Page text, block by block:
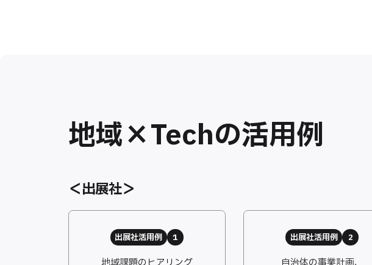
地域×Techの活用例
＜出展社＞
出展社活用例 1 出展社活用例 2